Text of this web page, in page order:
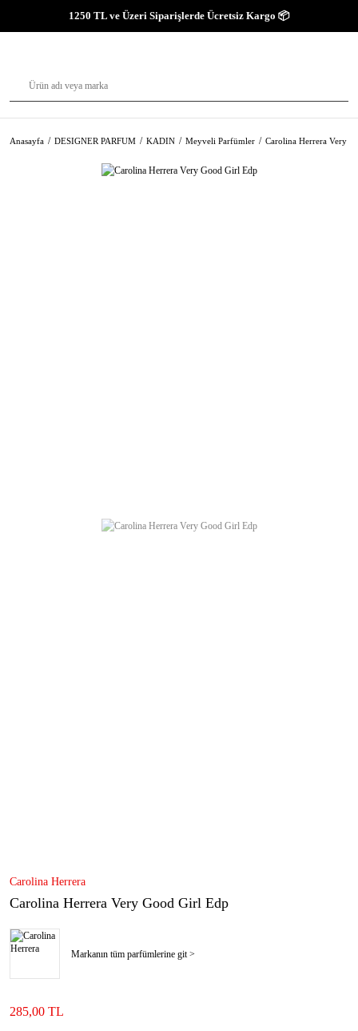
1250 TL ve Üzeri Siparişlerde Ücretsiz Kargo 📦
Anasayfa DESIGNER PARFUM KADIN Meyveli Parfümler Carolina Herrera Very
Carolina Herrera
Carolina Herrera Very Good Girl Edp
Markanın tüm parfümlerine git >
285,00 TL